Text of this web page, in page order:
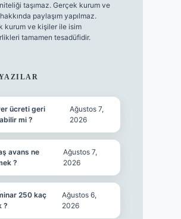
taşımaz. Gerçek kurum ve
paylaşım yapılmaz.
kurum ve kişiler ile isim
tamamen tesadüfidir.
ücreti geri
mi ?
Ağustos 7,
2026
avans ne
?
Ağustos 7,
2026
250 kaç
?
Ağustos 6,
2026